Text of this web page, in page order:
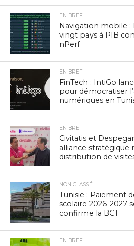
EN BREF
Navigation mobile :
vingt pays à PIB
nPerf
EN BREF
FinTech : IntiGo
pour démocratiser
numériques en
EN BREF
Civitatis et
alliance stratégique
distribution de
NON CLASSÉ
Tunisie : Paiement
scolaire 2026-2027
confirme la BCT
EN BREF